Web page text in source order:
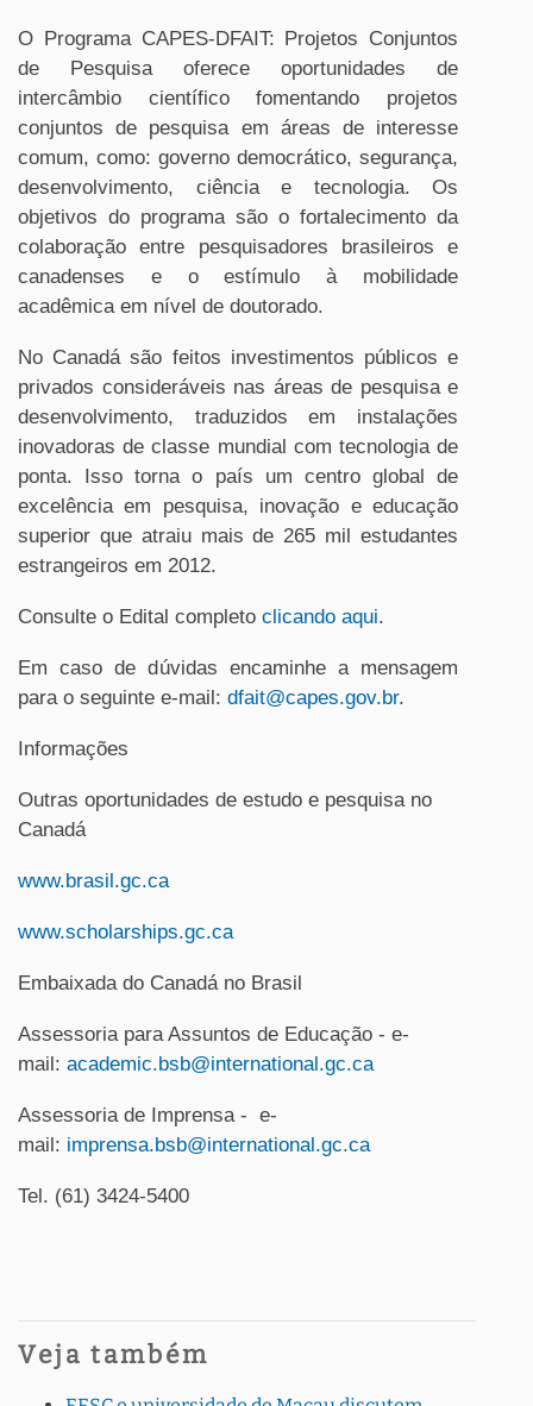
O Programa CAPES-DFAIT: Projetos Conjuntos
de Pesquisa oferece oportunidades de
intercâmbio científico fomentando projetos
conjuntos de pesquisa em áreas de interesse
comum, como: governo democrático, segurança,
desenvolvimento, ciência e tecnologia. Os
objetivos do programa são o fortalecimento da
colaboração entre pesquisadores brasileiros e
canadenses e o estímulo à mobilidade
acadêmica em nível de doutorado.
No Canadá são feitos investimentos públicos e
privados consideráveis nas áreas de pesquisa e
desenvolvimento, traduzidos em instalações
inovadoras de classe mundial com tecnologia de
ponta. Isso torna o país um centro global de
excelência em pesquisa, inovação e educação
superior que atraiu mais de 265 mil estudantes
estrangeiros em 2012.
Consulte o Edital completo clicando aqui.
Em caso de dúvidas encaminhe a mensagem
para o seguinte e-mail: dfait@capes.gov.br.
Informações
Outras oportunidades de estudo e pesquisa no
Canadá
www.brasil.gc.ca
www.scholarships.gc.ca
Embaixada do Canadá no Brasil
Assessoria para Assuntos de Educação - e-
mail: academic.bsb@international.gc.ca
Assessoria de Imprensa - e-
mail: imprensa.bsb@international.gc.ca
Tel. (61) 3424-5400
Veja também